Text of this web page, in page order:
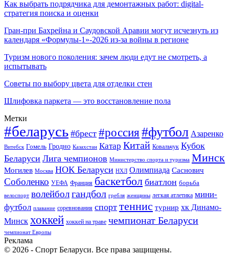
Как выбрать подрядчика для демонтажных работ: digital-
стратегия поиска и оценки
Гран-при Бахрейна и Саудовской Аравии могут исчезнуть из
календаря «Формулы-1»-2026 из-за войны в регионе
Туризм нового поколения: зачем люди едут не смотреть, а
испытывать
Советы по выбору цвета для отделки стен
Шлифовка паркета — это восстановление пола
Метки
#беларусь #брест #россия#футбол Азаренко
Витебск Гомель Гродно Казахстан Катар Китай Ковальчук Кубок
Беларуси Лига чемпионов Министерство спорта и туризма Минск
Могилев Москва НОК Беларуси НХЛ Олимпиада Саснович
Соболенко УЕФА Франция баскетбол биатлон борьба
велоспорт волейболгандбол гребля женщины легкая атлетика мини-
футбол плавание соревнования спорт теннис турнир хк Динамо-
Минск хоккей хоккей на траве чемпионат Беларуси
чемпионат Европы
Реклама
© 2026 - Спорт Беларуси. Все права защищены.